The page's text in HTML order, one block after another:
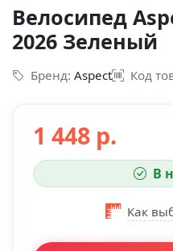
Велосипед
2026 Зеленый
Бренд: Aspect Код
1 448 р.
В
Как